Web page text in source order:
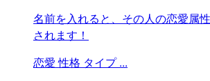
名前を入れると、その人の恋愛属
されます！
恋愛 性格 タイプ ...